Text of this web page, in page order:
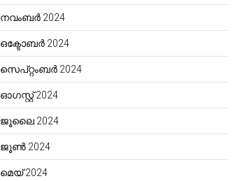
നവംബർ 2024
ഒക്ടോബർ 2024
സെപ്റ്റംബർ 2024
ഓഗസ്റ്റ്‌ 2024
ജൂലൈ 2024
ജൂൺ 2024
മെയ്‌ 2024